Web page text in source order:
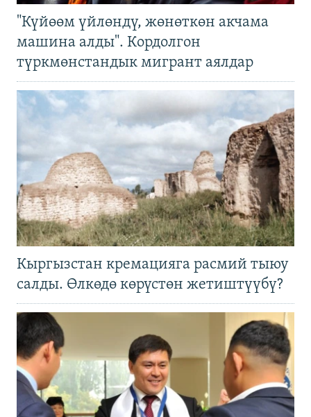
"Күйөөм үйлөндү, жөнөткөн акчама
машина алды". Кордолгон
түркмөнстандык мигрант аялдар
Кыргызстан кремацияга расмий тыюу
салды. Өлкөдө көрүстөн жетиштүүбү?